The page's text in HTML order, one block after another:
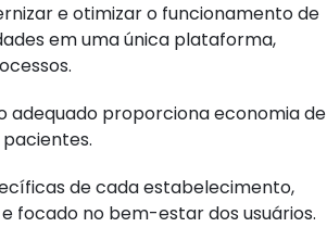
e otimizar o funcionamento de
em uma única plataforma,
adequado proporciona economia de
de cada estabelecimento,
focado no bem-estar dos usuários.